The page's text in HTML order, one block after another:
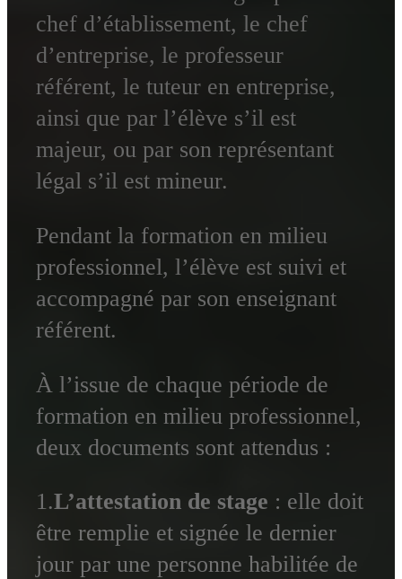
chef d’établissement, le chef
d’entreprise, le professeur
référent, le tuteur en entreprise,
ainsi que par l’élève s’il est
majeur, ou par son représentant
légal s’il est mineur.
Pendant la formation en milieu
professionnel, l’élève est suivi et
accompagné par son enseignant
référent.
À l’issue de chaque période de
formation en milieu professionnel,
deux documents sont attendus :
1.L’attestation de stage : elle doit
être remplie et signée le dernier
jour par une personne habilitée de